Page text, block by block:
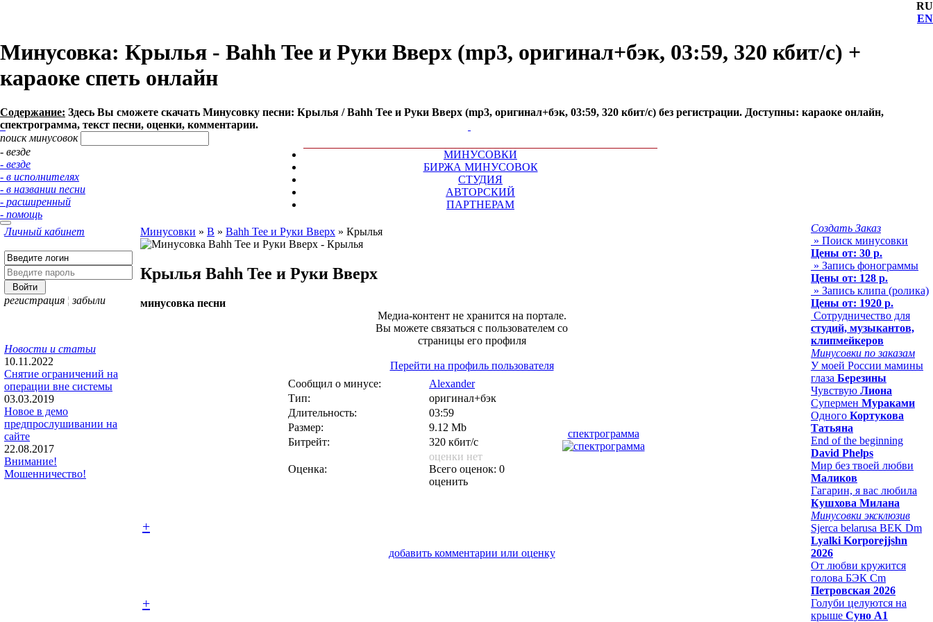
RU
EN
Минусовка: Крылья - Bahh Tee и Руки Вверх (mp3, оригинал+бэк, 03:59, 320 кбит/с) +
караоке спеть онлайн
Содержание: Здесь Вы сможете cкачать Минусовку песни: Крылья / Bahh Tee и Руки Вверх (mp3, оригинал+бэк, 03:59, 320 кбит/с) без регистрации. Доступны: караоке онлайн,
спектрограмма, текст песни, оценки, комментарии.
поиск минусовок
- везде
- везде
- в исполнителях
- в названии песни
- расширенный
- помощь
МИНУСОВКИ
БИРЖА МИНУСОВОК
СТУДИЯ
АВТОРСКИЙ
ПАРТНЕРАМ
Личный кабинет
регистрация ¦ забыли
Новости и статьи
10.11.2022
Снятие ограничений на
операции вне системы
03.03.2019
Новое в демо
предпрослушивании на
сайте
22.08.2017
Внимание!
Мошенничество!
Минусовки » B » Bahh Tee и Руки Вверх » Крылья
Крылья Bahh Tee и Руки Вверх
минусовка песни
Медиа-контент не хранится на портале.
Вы можете связаться с пользователем со
страницы его профиля
Перейти на профиль пользователя
Сообщил о минусе:
Alexander
Тип:
оригинал+бэк
спектрограмма
Длительность:
03:59
Размер:
9.12 Mb
Битрейт:
320 кбит/с
Оценка:
оценки нет
Всего оценок: 0
оценить
+
добавить комментарии или оценку
+
Создать Заказ
» Поиск минусовки
Цены от: 30 р.
» Запись фонограммы
Цены от: 128 р.
» Запись клипа (ролика)
Цены от: 1920 р.
Сотрудничество для
студий, музыкантов,
клипмейкеров
Минусовки по заказам
У моей России мамины
глаза Березины
Чувствую Лиона
Супермен Мураками
Одного Кортукова
Татьяна
End of the beginning
David Phelps
Мир без твоей любви
Маликов
Гагарин, я вас любила
Кушхова Милана
Минусовки эксклюзив
Sjerca belarusa BEK Dm
Lyalki Korporejjshn
2026
От любви кружится
голова БЭК Cm
Петровская 2026
Голуби целуются на
крыше Суно А1